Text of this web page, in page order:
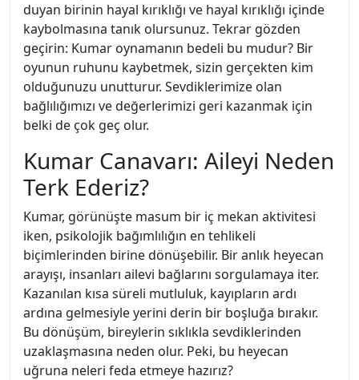
duyan birinin hayal kırıklığı ve hayal kırıklığı içinde
kaybolmasına tanık olursunuz. Tekrar gözden
geçirin: Kumar oynamanın bedeli bu mudur? Bir
oyunun ruhunu kaybetmek, sizin gerçekten kim
olduğunuzu unutturur. Sevdiklerimize olan
bağlılığımızı ve değerlerimizi geri kazanmak için
belki de çok geç olur.
Kumar Canavarı: Aileyi Neden
Terk Ederiz?
Kumar, görünüşte masum bir iç mekan aktivitesi
iken, psikolojik bağımlılığın en tehlikeli
biçimlerinden birine dönüşebilir. Bir anlık heyecan
arayışı, insanları ailevi bağlarını sorgulamaya iter.
Kazanılan kısa süreli mutluluk, kayıpların ardı
ardına gelmesiyle yerini derin bir boşluğa bırakır.
Bu dönüşüm, bireylerin sıklıkla sevdiklerinden
uzaklaşmasına neden olur. Peki, bu heyecan
uğruna neleri feda etmeye hazırız?